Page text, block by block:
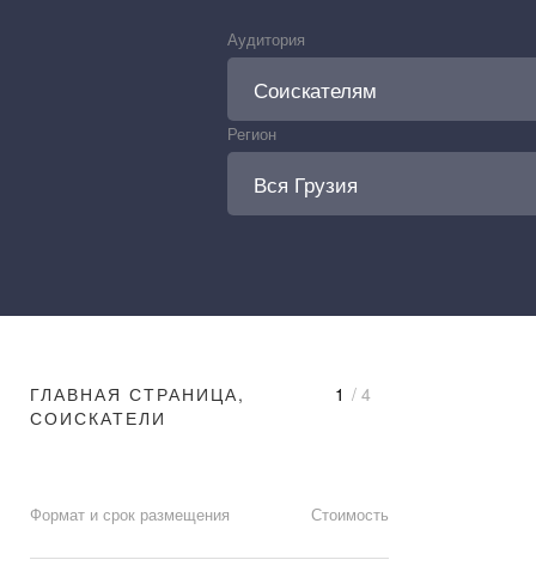
Аудитория
Регион
1 / 4
ГЛАВНАЯ СТРАНИЦА,
СОИСКАТЕЛИ
Формат и срок размещения Стоимость